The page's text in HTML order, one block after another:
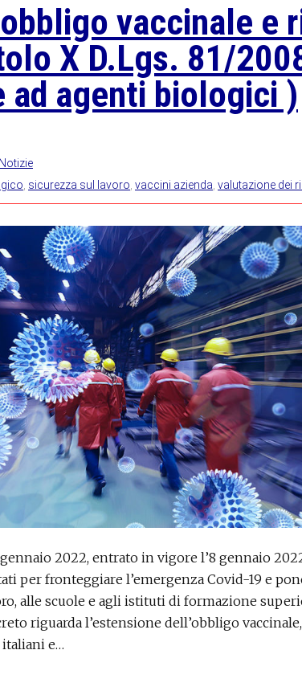
vaccinale e
X D.Lgs. 81/
ad agenti biologici )
Notizie
sicurezza sul lavoro vaccini azienda valutazione dei
2022, entrato in vigore l’8 gennaio
per fronteggiare l’emergenza Covid-19 e
alle scuole e agli istituti di formazione
riguarda l’estensione dell’obbligo
italiani e…